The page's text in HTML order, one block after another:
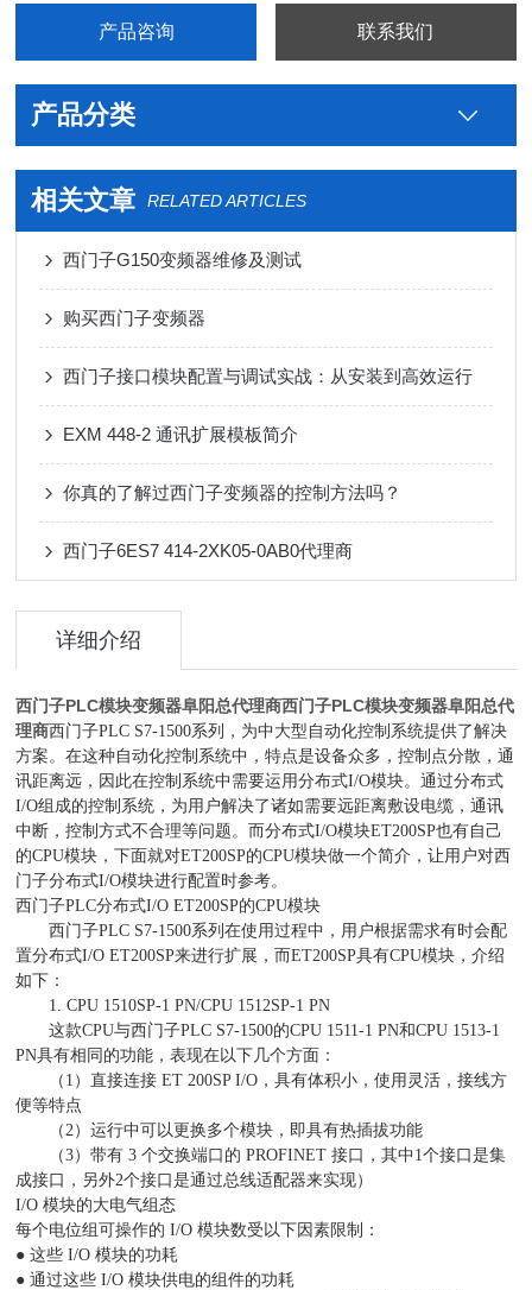
产品咨询 联系我们
产品分类
相关文章 RELATED ARTICLES
西门子G150变频器维修及测试
购买西门子变频器
西门子接口模块配置与调试实战：从安装到高效运行
EXM 448-2 通讯扩展模板简介
你真的了解过西门子变频器的控制方法吗？
西门子6ES7 414-2XK05-0AB0代理商
详细介绍
西门子PLC模块变频器阜阳总代理商西门子PLC模块变频器阜阳总代
理商西门子PLC S7-1500系列，为中大型自动化控制系统提供了解决
方案。在这种自动化控制系统中，特点是设备众多，控制点分散，通
讯距离远，因此在控制系统中需要运用分布式I/O模块。通过分布式
I/O组成的控制系统，为用户解决了诸如需要远距离敷设电缆，通讯
中断，控制方式不合理等问题。而分布式I/O模块ET200SP也有自己
的CPU模块，下面就对ET200SP的CPU模块做一个简介，让用户对西
门子分布式I/O模块进行配置时参考。
西门子PLC分布式I/O ET200SP的CPU模块
西门子PLC S7-1500系列在使用过程中，用户根据需求有时会配
置分布式I/O ET200SP来进行扩展，而ET200SP具有CPU模块，介绍
如下：
1. CPU 1510SP-1 PN/CPU 1512SP-1 PN
这款CPU与西门子PLC S7-1500的CPU 1511-1 PN和CPU 1513-1
PN具有相同的功能，表现在以下几个方面：
（1）直接连接 ET 200SP I/O，具有体积小，使用灵活，接线方
便等特点
（2）运行中可以更换多个模块，即具有热插拔功能
（3）带有 3 个交换端口的 PROFINET 接口，其中1个接口是集
成接口，另外2个接口是通过总线适配器来实现）
I/O 模块的大电气组态
每个电位组可操作的 I/O 模块数受以下因素限制：
● 这些 I/O 模块的功耗
● 通过这些 I/O 模块供电的组件的功耗